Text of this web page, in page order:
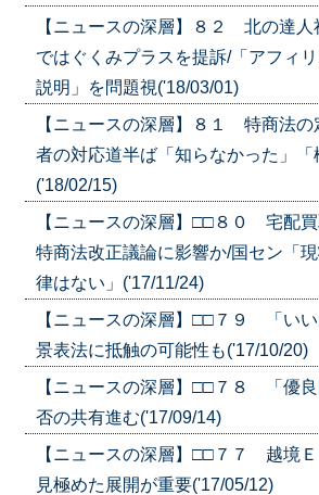
【ニュースの深層】８２ 北の達人
ではぐくみプラスを提訴/「アフィ
説明」を問題視('18/03/01)
【ニュースの深層】８１ 特商法の
者の対応道半ば「知らなかった」「
('18/02/15)
【ニュースの深層】□□８０ 宅配
特商法改正議論に影響か/国セン「
律はない」('17/11/24)
【ニュースの深層】□□７９ 「い
景表法に抵触の可能性も('17/10/20)
【ニュースの深層】□□７８ 「優
否の共有進む('17/09/14)
【ニュースの深層】□□７７ 越境
見極めた展開が重要('17/05/12)